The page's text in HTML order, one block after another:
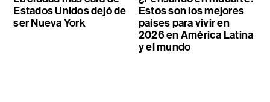
Estados Unidos dejó de
ser Nueva York
Estos son los mejores
países para vivir en
2026 en América Latina
y el mundo